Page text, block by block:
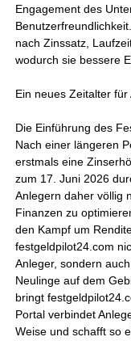
Engagement des
nach Zinssatz,
wodurch sie bessere
Ein neues Zeitalter
Die Einführung des
Nach einer längeren
erstmals eine
zum 17. Juni 2026
Anlegern daher völlig
Finanzen zu
den Kampf um
festgeldpilot24.com
Anleger, sondern
Neulinge auf dem
bringt
Portal verbindet
Weise und schafft so